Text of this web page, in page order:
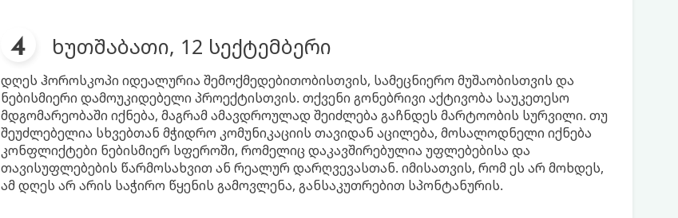
ხუთშაბათი, 12 სექტემბერი
დღეს ჰოროსკოპი იდეალურია შემოქმედებითობისთვის, სამეცნიერო მუშაობისთვის და
ნებისმიერი დამოუკიდებელი პროექტისთვის. თქვენი გონებრივი აქტივობა საუკეთესო
მდგომარეობაში იქნება, მაგრამ ამავდროულად შეიძლება გაჩნდეს მარტოობის სურვილი. თუ
შეუძლებელია სხვებთან მჭიდრო კომუნიკაციის თავიდან აცილება, მოსალოდნელი იქნება
კონფლიქტები ნებისმიერ სფეროში, რომელიც დაკავშირებულია უფლებებისა და
თავისუფლებების წარმოსახვით ან რეალურ დარღვევასთან. იმისათვის, რომ ეს არ მოხდეს,
ამ დღეს არ არის საჭირო წყენის გამოვლენა, განსაკუთრებით სპონტანურის.